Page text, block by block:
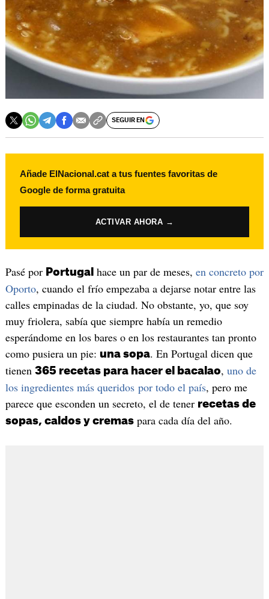
SEGUIR EN
Añade ElNacional.cat a tus fuentes favoritas de
Google de forma gratuita
ACTIVAR AHORA →
Pasé por Portugal hace un par de meses, en concreto por
Oporto, cuando el frío empezaba a dejarse notar entre las
calles empinadas de la ciudad. No obstante, yo, que soy
muy friolera, sabía que siempre había un remedio
esperándome en los bares o en los restaurantes tan pronto
como pusiera un pie: una sopa. En Portugal dicen que
tienen 365 recetas para hacer el bacalao, uno de
los ingredientes más queridos por todo el país, pero me
parece que esconden un secreto, el de tener recetas de
sopas, caldos y cremaspara cada día del año.